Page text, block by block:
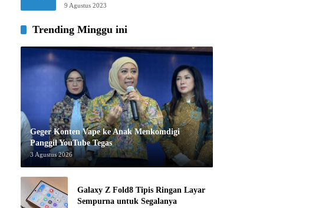
9 Agustus 2023
Trending Minggu ini
Geger Konten Vape ke Anak Menkomdigi
Panggil YouTube Tegas
3 Agustus 2026
Galaxy Z Fold8 Tipis Ringan Layar
Sempurna untuk Segalanya